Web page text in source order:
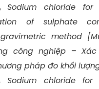
Sodium chloride
of sulphate
method
công nghiệp –
pháp đo khối
Sodium chloride